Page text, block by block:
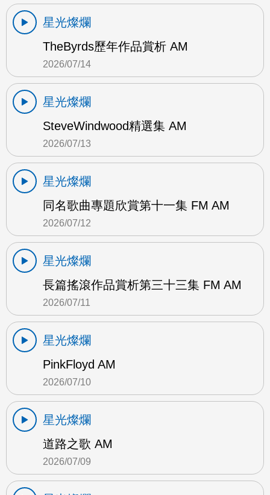
星光燦爛
TheByrds歷年作品賞析 AM
2026/07/14
星光燦爛
SteveWindwood精選集 AM
2026/07/13
星光燦爛
同名歌曲專題欣賞第十一集 FM AM
2026/07/12
星光燦爛
長篇搖滾作品賞析第三十三集 FM AM
2026/07/11
星光燦爛
PinkFloyd AM
2026/07/10
星光燦爛
道路之歌 AM
2026/07/09